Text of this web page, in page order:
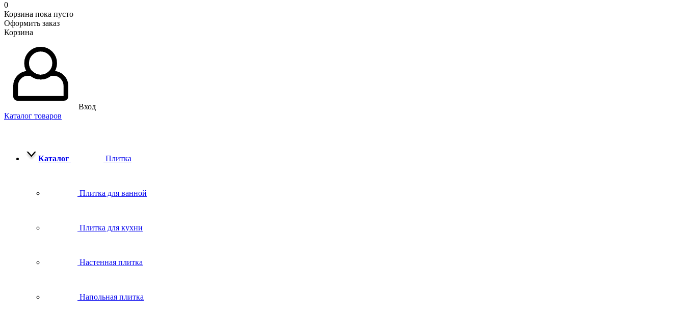
0
Корзина пока пусто
Оформить заказ
Корзина
Вход
Каталог товаров
Каталог Плитка
Плитка для ванной
Плитка для кухни
Настенная плитка
Напольная плитка